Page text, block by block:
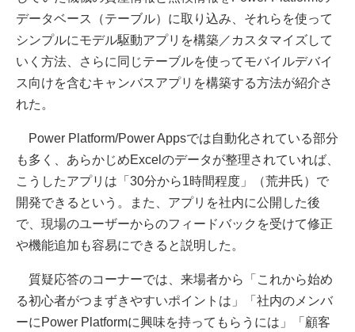
データベース（テーブル）に取り込み、それらを使って
シンプルにモデル駆動アプリを構築／カスタマイズして
いく方法、さらに同じテーブルを使ってモバイルデバイ
ス向けを含むキャンバスアプリを構築する方法が紹介さ
れた。
Power Platform/Power Appsでは自動化されている部分
も多く、あらかじめExcelのデータが整理されていれば、
こうしたアプリは「30分から1時間程度」（荒井氏）で
開発できるという。また、アプリを社内に公開した後
で、現場のユーザーからのフィードバックを受けて修正
や機能追加も容易にできると説明した。
質疑応答のコーナーでは、来場者から「これから始め
る初心者がつまずきやすいポイントは」「社内のメンバ
ーにPower Platformに興味を持ってもらうには」「顧客